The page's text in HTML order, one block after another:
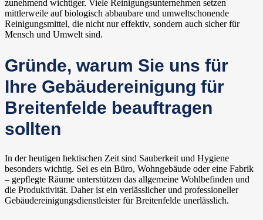
zunehmend wichtiger. Viele Reinigungsunternehmen setzen
mittlerweile auf biologisch abbaubare und umweltschonende
Reinigungsmittel, die nicht nur effektiv, sondern auch sicher für
Mensch und Umwelt sind.
Gründe, warum Sie uns für
Ihre Gebäudereinigung für
Breitenfelde beauftragen
sollten
In der heutigen hektischen Zeit sind Sauberkeit und Hygiene
besonders wichtig. Sei es ein Büro, Wohngebäude oder eine Fabrik
– gepﬂegte Räume unterstützen das allgemeine Wohlbefinden und
die Produktivität. Daher ist ein verlässlicher und professioneller
Gebäudereinigungsdienstleister für Breitenfelde unerlässlich.